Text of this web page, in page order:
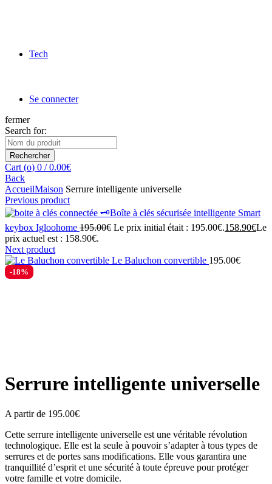
Tech
Se connecter
fermer
Search for:
Rechercher
Cart (o) 0 / 0.00€
Back
AccueilMaison Serrure intelligente universelle
Previous product
🗝️Boîte à clés sécurisée intelligente Smart
keybox Igloohome 195.00€ Le prix initial était : 195.00€.158.90€Le
prix actuel est : 158.90€.
Next product
Le Baluchon convertible 195.00€
-18%
Serrure intelligente universelle
A partir de 195.00€
Cette serrure intelligente universelle est une véritable révolution
technologique. Elle est la seule à pouvoir s’adapter à tous types de
serrures et de portes sans modifications. Elle vous garantira une
tranquillité d’esprit et une sécurité à toute épreuve pour protéger
votre famille et votre domicile.